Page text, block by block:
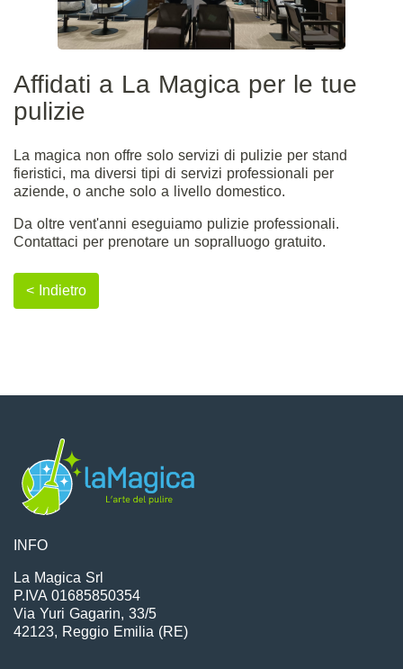
Affidati a La Magica per le tue
pulizie
La magica non offre solo servizi di pulizie per stand
fieristici, ma diversi tipi di servizi professionali per
aziende, o anche solo a livello domestico.
Da oltre vent'anni eseguiamo pulizie professionali.
Contattaci per prenotare un sopralluogo gratuito.
< Indietro
INFO
La Magica Srl
P.IVA 01685850354
Via Yuri Gagarin, 33/5
42123, Reggio Emilia (RE)